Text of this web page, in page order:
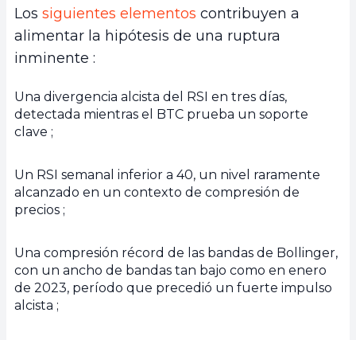
Los siguientes elementos contribuyen a
alimentar la hipótesis de una ruptura
inminente :
Una divergencia alcista del RSI en tres días,
detectada mientras el BTC prueba un soporte
clave ;
Un RSI semanal inferior a 40, un nivel raramente
alcanzado en un contexto de compresión de
precios ;
Una compresión récord de las bandas de Bollinger,
con un ancho de bandas tan bajo como en enero
de 2023, período que precedió un fuerte impulso
alcista ;